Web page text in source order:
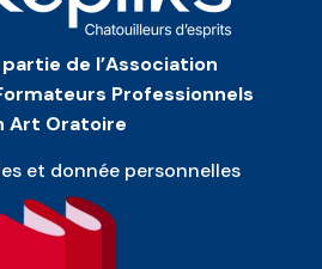
de l’Association
Professionnels
Art Oratoire
et donnée personnelles